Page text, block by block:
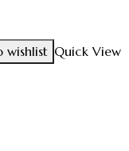
wishlist Quick View